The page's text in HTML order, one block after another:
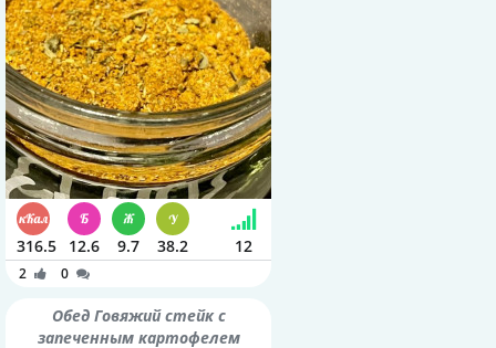
316.5 12.6 9.7 38.2 12
2 0
Обед Говяжий стейк с
запеченным картофелем